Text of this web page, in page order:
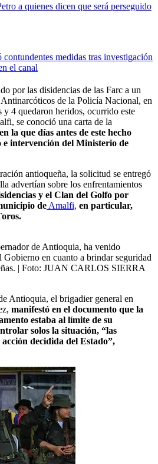
a quienes dicen que será perseguido
medidas tras investigación
el canal
por las disidencias de las Farc a un
de la Policía Nacional, en
4 quedaron heridos, ocurrido este
se conoció una carta de la
en la que días antes de este hecho
e intervención del Ministerio de
antioqueña, la solicitud se entregó
advertían sobre los enfrentamientos
y el Clan del Golfo por
de Amalfi, en particular,
de Antioquia, ha venido
Gobierno en cuanto a brindar seguridad
| Foto: JUAN CARLOS SIERRA
Antioquia, el brigadier general en
manifestó en el documento que la
estaba al límite de su
solos la situación, “las
decidida del Estado”,